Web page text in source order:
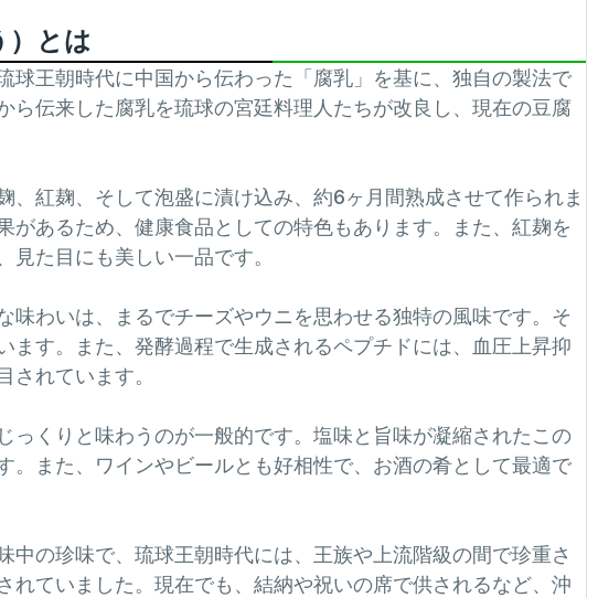
）とは
球王朝時代に中国から伝わった「腐乳」を基に、独自の製法で
ら伝来した腐乳を琉球の宮廷料理人たちが改良し、現在の豆腐
、紅麹、そして泡盛に漬け込み、約6ヶ月間熟成させて作られま
があるため、健康食品としての特色もあります。また、​紅麹を
た目にも美しい一品です。
味わいは、まるでチーズやウニを思わせる独特の風味です。​そ
ます。​また、発酵過程で生成されるペプチドには、血圧上昇抑
されています。
っくりと味わうのが一般的です。​塩味と旨味が凝縮されたこの
。​また、ワインやビールとも好相性で、お酒の肴として最適で
中の珍味で、琉球王朝時代には、王族や上流階級の間で珍重さ
れていました。​現在でも、結納や祝いの席で供されるなど、沖